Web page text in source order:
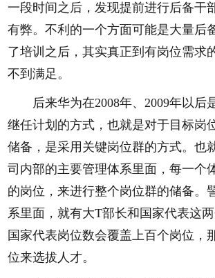
一段时间之后，发现提前进行后备干
有弊。不利的一个方面可能是大量后
了培训之后，其实真正到有岗位需求
不到满足。
后来华为在2008年、2009年以后
继任计划的方式，也就是对于目标岗
储备，是采用关键岗位群的方式。也
司内部的主要管理体系里面，每一个
的岗位，来进行整个岗位群的储备。
系里面，就有大T部长和国家代表这
国家代表岗位数会覆盖上百个岗位，
位来选拔人才。